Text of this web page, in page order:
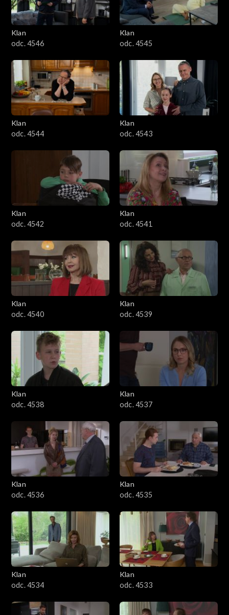
Klan
odc. 4546
Klan
odc. 4545
Klan
odc. 4544
Klan
odc. 4543
Klan
odc. 4542
Klan
odc. 4541
Klan
odc. 4540
Klan
odc. 4539
Klan
odc. 4538
Klan
odc. 4537
Klan
odc. 4536
Klan
odc. 4535
Klan
odc. 4534
Klan
odc. 4533